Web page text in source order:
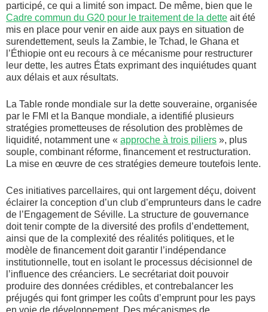
participé, ce qui a limité son impact. De même, bien que le
Cadre commun du G20 pour le traitement de la dette ait été
mis en place pour venir en aide aux pays en situation de
surendettement, seuls la Zambie, le Tchad, le Ghana et
l’Éthiopie ont eu recours à ce mécanisme pour restructurer
leur dette, les autres États exprimant des inquiétudes quant
aux délais et aux résultats.
La Table ronde mondiale sur la dette souveraine, organisée
par le FMI et la Banque mondiale, a identifié plusieurs
stratégies prometteuses de résolution des problèmes de
liquidité, notamment une « approche à trois piliers », plus
souple, combinant réforme, financement et restructuration.
La mise en œuvre de ces stratégies demeure toutefois lente.
Ces initiatives parcellaires, qui ont largement déçu, doivent
éclairer la conception d’un club d’emprunteurs dans le cadre
de l’Engagement de Séville. La structure de gouvernance
doit tenir compte de la diversité des profils d’endettement,
ainsi que de la complexité des réalités politiques, et le
modèle de financement doit garantir l’indépendance
institutionnelle, tout en isolant le processus décisionnel de
l’influence des créanciers. Le secrétariat doit pouvoir
produire des données crédibles, et contrebalancer les
préjugés qui font grimper les coûts d’emprunt pour les pays